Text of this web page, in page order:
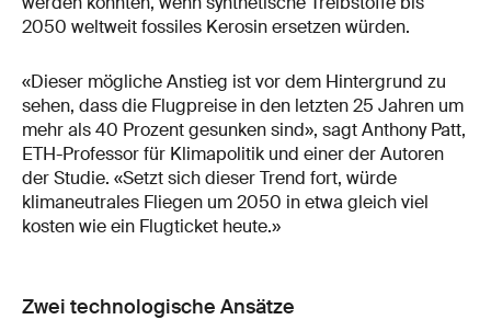
2050 weltweit fossiles Kerosin ersetzen würden.
«Dieser mögliche Anstieg ist vor dem Hintergrund zu
sehen, dass die Flugpreise in den letzten 25 Jahren um
mehr als 40 Prozent gesunken sind», sagt Anthony Patt,
ETH-Professor für Klimapolitik und einer der Autoren
der Studie. «Setzt sich dieser Trend fort, würde
klimaneutrales Fliegen um 2050 in etwa gleich viel
kosten wie ein Flugticket heute.»
Zwei technologische Ansätze